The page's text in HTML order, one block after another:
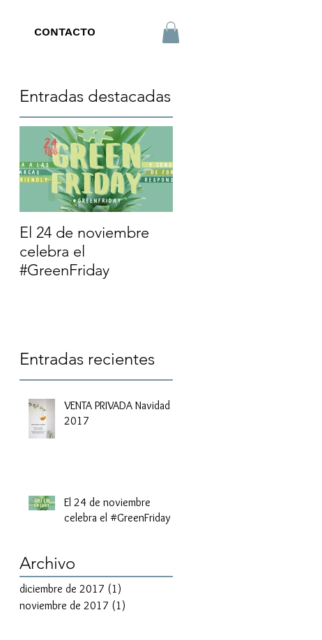
CONTACTO
Entradas destacadas
El 24 de noviembre
celebra el
#GreenFriday
Entradas recientes
VENTA PRIVADA Navidad
2017
El 24 de noviembre
celebra el #GreenFriday
Archivo
diciembre de 2017 (1)
noviembre de 2017 (1)